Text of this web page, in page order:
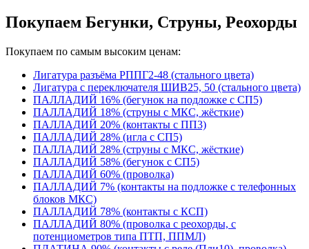
Покупаем Бегунки, Струны, Реохорды
Покупаем по самым высоким ценам:
Лигатура разъёма РППГ2-48 (стального цвета)
Лигатура с переключателя ШИВ25, 50 (стального цвета)
ПАЛЛАДИЙ 16% (бегунок на подложке с СП5)
ПАЛЛАДИЙ 18% (струны с МКС, жёсткие)
ПАЛЛАДИЙ 20% (контакты с ПП3)
ПАЛЛАДИЙ 28% (игла с СП5)
ПАЛЛАДИЙ 28% (струны с МКС, жёсткие)
ПАЛЛАДИЙ 58% (бегунок с СП5)
ПАЛЛАДИЙ 60% (проволка)
ПАЛЛАДИЙ 7% (контакты на подложке с телефонных
блоков МКС)
ПАЛЛАДИЙ 78% (контакты с КСП)
ПАЛЛАДИЙ 80% (проволка с реохорды, с
потенциометров типа ПТП, ППМЛ)